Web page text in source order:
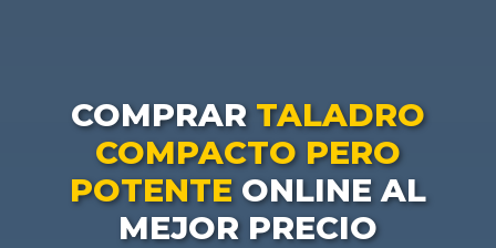
COMPRAR TALADRO
COMPACTO PERO
POTENTE ONLINE AL
MEJOR PRECIO